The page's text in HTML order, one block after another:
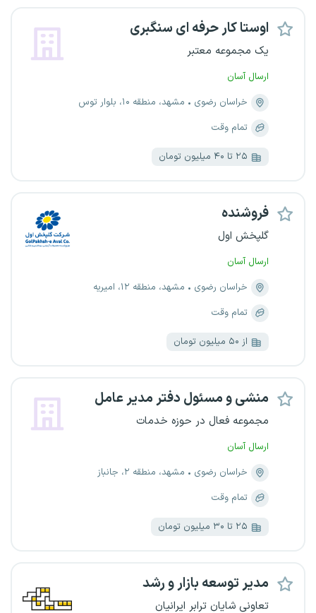
اوستا کار حرفه ای سنگبری
یک مجموعه معتبر
ارسال آسان
خراسان رضوی
مشهد، منطقه ۱۰، بلوار توس
تمام وقت
۲۵ تا ۴۰ میلیون تومان
فروشنده
گلپخش اول
ارسال آسان
خراسان رضوی
مشهد، منطقه ۱۲، امیریه
تمام وقت
از ۵۰ میلیون تومان
منشی و مسئول دفتر مدیر عامل
مجموعه فعال در حوزه خدمات
ارسال آسان
خراسان رضوی
مشهد، منطقه ۲، جانباز
تمام وقت
۲۵ تا ۳۰ میلیون تومان
مدیر توسعه بازار و رشد
تعاونی شایان ترابر ایرانیان